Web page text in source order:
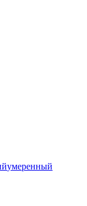
умеренный